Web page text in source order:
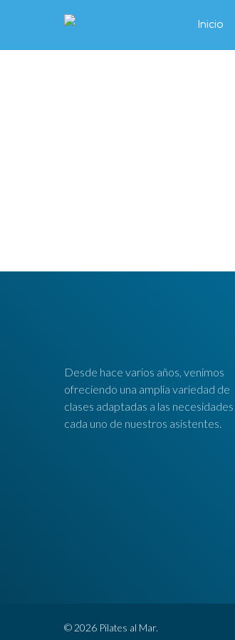
Inicio
Desde hace varios años, venimos
ofreciendo una amplia variedad de
clases adaptadas a las
cada uno de nuestros asistentes.
© 2026 Pilates al Mar.